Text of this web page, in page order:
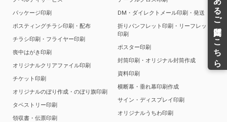
パッケージ印刷
ポスティングチラシ印刷・配布
チラシ印刷・フライヤー印刷
喪中はがき印刷
オリジナルクリアファイル印刷
チケット印刷
オリジナルのぼり作成・のぼり旗印刷
タペストリー印刷
領収書・伝票印刷
DM・ダイレクトメール印刷・発送
折りパンフレット印刷・リーフレット
印刷
ポスター印刷
封筒印刷・オリジナル封筒作成
資料印刷
横断幕・垂れ幕印刷作成
サイン・ディスプレイ印刷
オリジナルうちわ印刷